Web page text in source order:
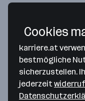
Standort
Bitte
Cookies
karriere.at
bestmögliche
sicherzustellen.
jederzeit